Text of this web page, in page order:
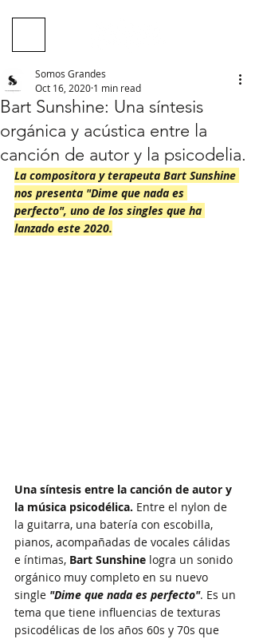
Bart Sunshine: Una síntesis
orgánica y acústica entre la
canción de autor y la psicodelia.
Somos Grandes
Oct 16, 2020 1 min read
La compositora y terapeuta Bart Sunshine
nos presenta "Dime que nada es
perfecto", uno de los singles que ha
lanzado este 2020.
Una síntesis entre la canción de autor y
la música psicodélica. Entre el nylon de
la guitarra, una batería con escobilla,
pianos, acompañadas de vocales cálidas
e íntimas, Bart Sunshine logra un sonido
orgánico muy completo en su nuevo
single "Dime que nada es perfecto". Es un
tema que tiene influencias de texturas
psicodélicas de los años 60s y 70s que